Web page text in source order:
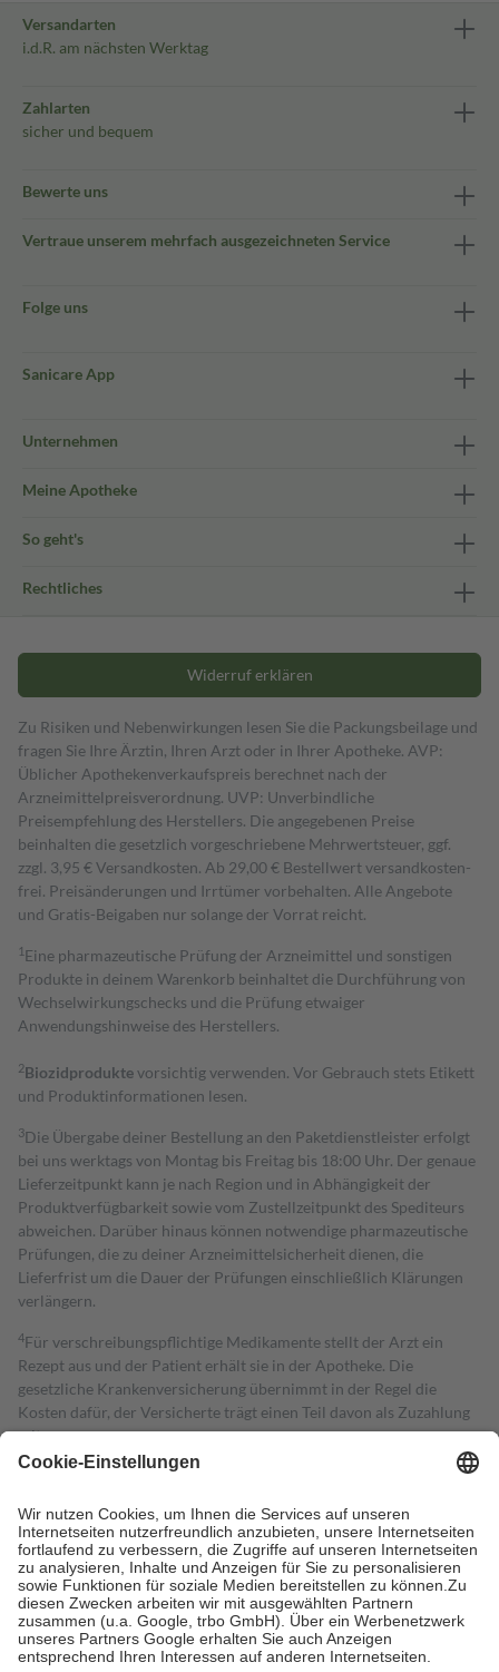
Versandarten
i.d.R. am nächsten Werktag
Zahlarten
sicher und bequem
Bewerte uns
Vertraue unserem mehrfach ausgezeichneten Service
Folge uns
Sanicare App
Unternehmen
Meine Apotheke
So geht's
Rechtliches
Widerruf erklären
Zu Risiken und Nebenwirkungen lesen Sie die Packungsbeilage und
fragen Sie Ihre Ärztin, Ihren Arzt oder in Ihrer Apotheke. AVP:
Üblicher Apothekenverkaufspreis berechnet nach der
Arzneimittelpreisverordnung. UVP: Unverbindliche
Preisempfehlung des Herstellers. Die angegebenen Preise
beinhalten die gesetzlich vorgeschriebene Mehrwertsteuer, ggf.
zzgl. 3,95 € Versandkosten. Ab 29,00 € Bestell­wert versand­kosten­
frei. Preisänderungen und Irrtümer vorbehalten. Alle Angebote
und Gratis-Beigaben nur solange der Vorrat reicht.
1 Eine pharmazeutische Prüfung der Arzneimittel und sonstigen
Produkte in deinem Warenkorb beinhaltet die Durchführung von
Wechselwirkungschecks und die Prüfung etwaiger
Anwendungshinweise des Herstellers.
2Biozidproduktevorsichtig verwenden. Vor Gebrauch stets Etikett
und Produktinformationen lesen.
3Die Übergabe deiner Bestellung an den Paketdienstleister erfolgt
bei uns werktags von Montag bis Freitag bis 18:00 Uhr. Der genaue
Lieferzeitpunkt kann je nach Region und in Abhängigkeit der
Produktverfügbarkeit sowie vom Zustellzeitpunkt des Spediteurs
abweichen. Darüber hinaus können notwendige pharmazeutische
Prüfungen, die zu deiner Arzneimittelsicherheit dienen, die
Lieferfrist um die Dauer der Prüfungen einschließlich Klärungen
verlängern.
4Für verschreibungspflichtige Medikamente stellt der Arzt ein
Rezept aus und der Patient erhält sie in der Apotheke. Die
gesetzliche Krankenversicherung übernimmt in der Regel die
Kosten dafür, der Versicherte trägt einen Teil davon als Zuzahlung
mit.
Grundsätzlich leisten Mitglieder Zuzahlungen in Höhe von zehn
höchstens zehn Euro.
Es sind jedoch nie mehr als die tatsächlichen
Kosten der Leistung zu entrichten.
Diese Regeln gelten grundsätzlich auch für Online-Apotheken.
Bei Heilmitteln und häuslicher Krankenpflege beträgt die
Zuzahlung zehn Prozent der Kosten sowie zehn Euro je
Verordnung.
Um das Engagement der Versicherten für ihre eigene Gesundheit zu